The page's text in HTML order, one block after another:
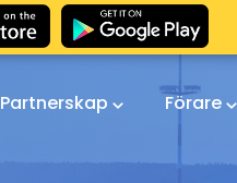
Partnerskap Förare